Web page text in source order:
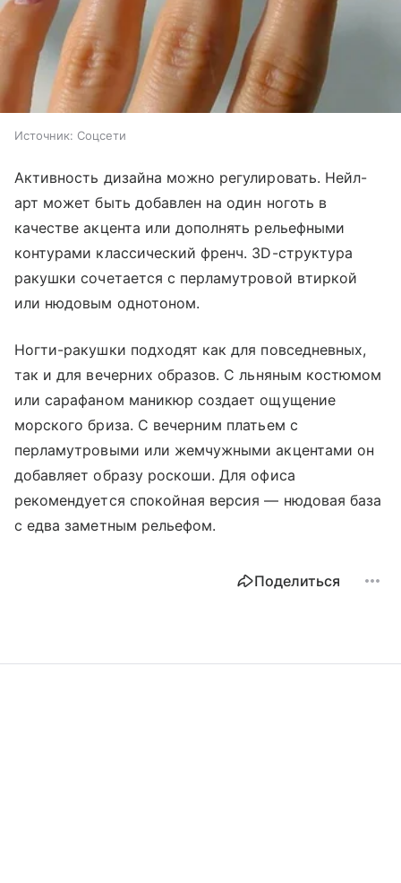
Источник: Соцсети
Активность дизайна можно регулировать. Нейл-
арт может быть добавлен на один ноготь в
качестве акцента или дополнять рельефными
контурами классический френч. 3D-структура
ракушки сочетается с перламутровой втиркой
или нюдовым однотоном.
Ногти-ракушки подходят как для повседневных,
так и для вечерних образов. С льняным костюмом
или сарафаном маникюр создает ощущение
морского бриза. С вечерним платьем с
перламутровыми или жемчужными акцентами он
добавляет образу роскоши. Для офиса
рекомендуется спокойная версия — нюдовая база
с едва заметным рельефом.
Поделиться